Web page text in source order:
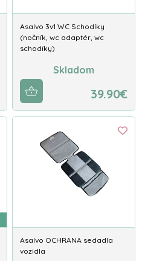
Asalvo 3v1 WC Schodíky
(nočník, wc adaptér, wc
schodíky)
Skladom
39.90€
Asalvo OCHRANA sedadla
vozidla